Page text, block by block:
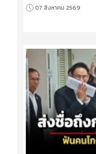
07 สิงหาคม 2569